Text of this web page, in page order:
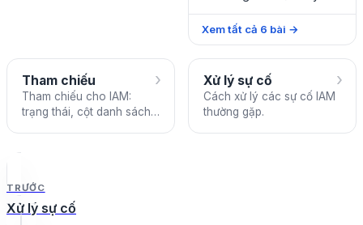
Xem tất cả 6 bài →
Tham chiếu
Tham chiếu cho IAM:
trạng thái, cột danh sách,
› Xử lý sự cố
Cách xử lý các sự cố IAM
thường gặp.
›
TRƯỚC
Xử lý sự cố